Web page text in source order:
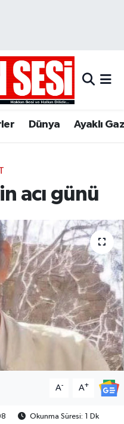
Dünya Ayaklı
acı günü
A- A+
Okunma Süresi: 1 Dk